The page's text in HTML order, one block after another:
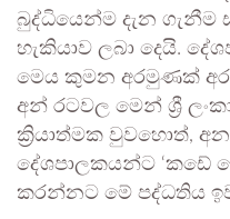
බුද්ධියෙන්ම දැන ගැනීම
හැකියාව ලබා දෙයි.
මෙය කුමන අරමුණක්
අන් රටවල මෙන් ශ්‍රී
ක්‍රියාත්මක වුවහොත්,
දේශපාලකයන්ට ‘කඩේ
කරන්නට මේ පද්ධතිය